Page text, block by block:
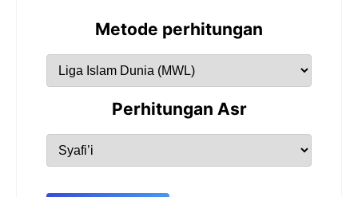
Metode perhitungan
Perhitungan Asr